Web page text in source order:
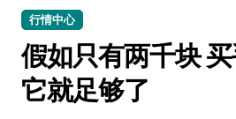
行情中心
假如只有两千块
它就足够了